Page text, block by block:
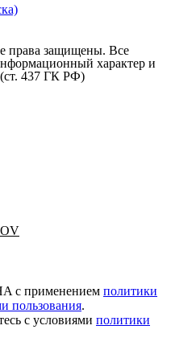
защищены. Все
характер и
437 ГК РФ)
с применением политики
пользования.
с условиями политики